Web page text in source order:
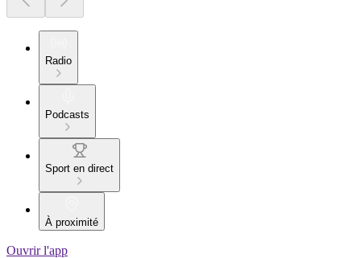
Radio
Podcasts
Sport en direct
À proximité
Ouvrir l'app